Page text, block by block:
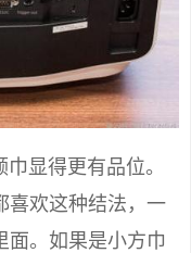
显得更有品位。
喜欢这种结法，一
面。如果是小方巾